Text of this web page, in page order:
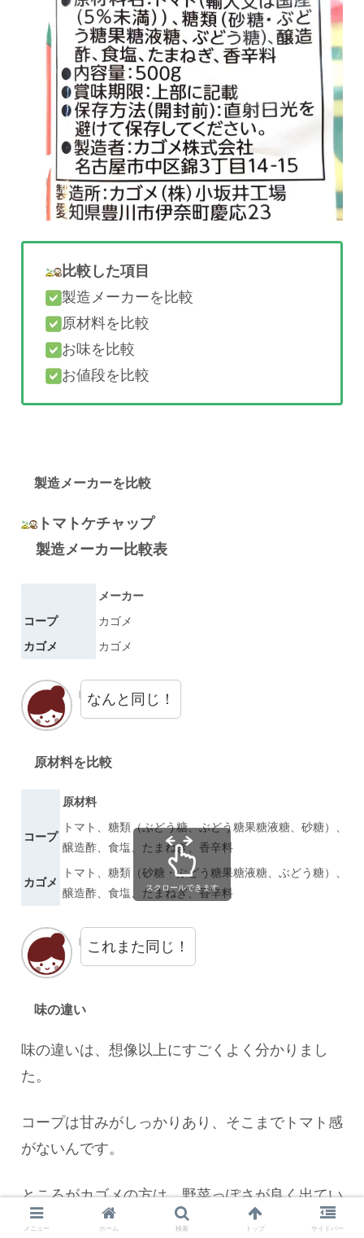
比較した項目
製造メーカーを比較
原材料を比較
お味を比較
お値段を比較
製造メーカーを比較
トマトケチャップ
製造メーカー比較表
メーカー
コープ
カゴメ
カゴメ
カゴメ
なんと同じ！
原材料を比較
原材料
コープ
トマト、糖類（ぶどう糖、ぶどう糖果糖液糖、砂糖）、
醸造酢、食塩、たまねぎ、香辛料
カゴメ
トマト、糖類（砂糖・ぶどう糖果糖液糖、ぶどう糖）、
醸造酢、食塩、たまねぎ、香辛料
スクロールできます
これまた同じ！
味の違い
味の違いは、想像以上にすごくよく分かりまし
た。
コープは甘みがしっかりあり、そこまでトマト感
がないんです。
ところがカゴメの方は、野菜っぽさが良く出てい
ます。
メニュー ホーム 検索 トップ サイドバー